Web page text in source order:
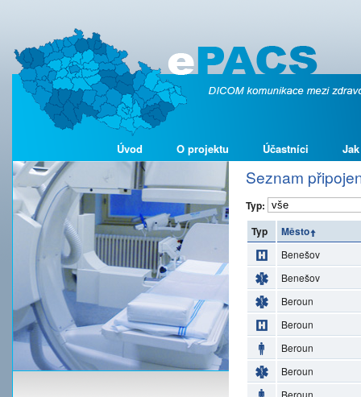
Úvod O projektu Účastníci
Seznam
Typ:
Typ
Město
Benešov
Benešov
Beroun
Beroun
Beroun
Beroun